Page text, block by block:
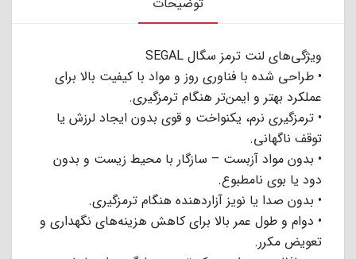
ویژگی‌های لنت ترمز سگال SEGAL
• طراحی شده با فناوری روز و مواد با کیفیت بالا برای
عملکرد بهتر و ایمن‌تر هنگام ترمزگیری.
• ترمزگیری نرم، یکنواخت و قوی بدون ایجاد لرزش یا
توقف ناگهانی.
• بدون مواد آزبست – سازگار با محیط زیست و بدون
دود یا بوی نامطبوع.
• بدون صدا یا نویز آزاردهنده هنگام ترمزگیری.
• دوام و طول عمر بالا برای کاهش هزینه‌های نگهداری و
تعویض مکرر.